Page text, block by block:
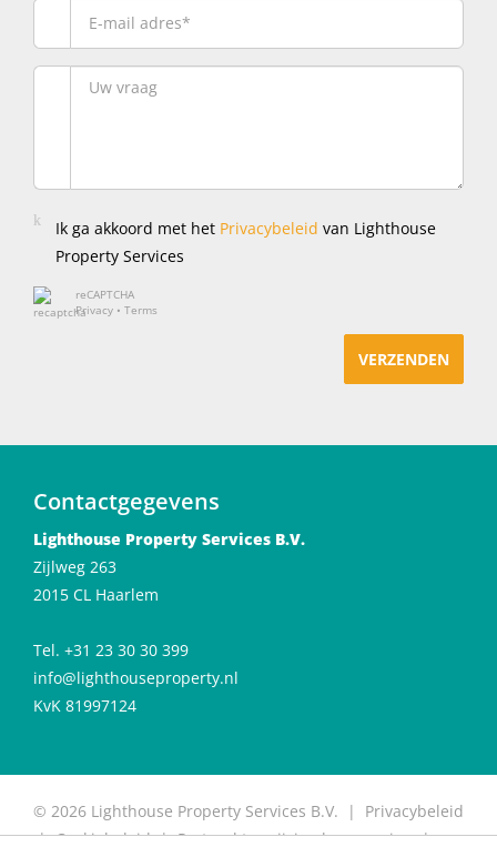
Ik ga akkoord met het Privacybeleid van Lighthouse
Property Services
reCAPTCHA
Privacy • Terms
VERZENDEN
Contactgegevens
Lighthouse Property Services B.V.
Zijlweg 263
2015 CL Haarlem
Tel. +31 23 30 30 399
info@lighthouseproperty.nl
KvK 81997124
© 2026 Lighthouse Property Services B.V. | Privacybeleid
|Cookiebeleid|Protocol toewijzing huurwoning|